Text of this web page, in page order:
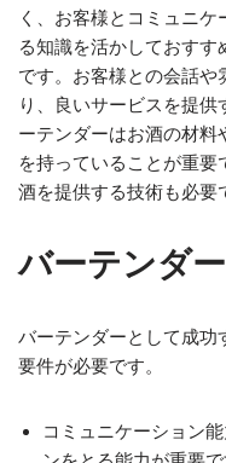
く、お客様とコミュニ
る知識を活かしておす
です。お客様との会話や
り、良いサービスを提
ーテンダーはお酒の材
を持っていることが重
酒を提供する技術も必要
バーテンダ
バーテンダーとして成功
要件が必要です。
コミュニケーション